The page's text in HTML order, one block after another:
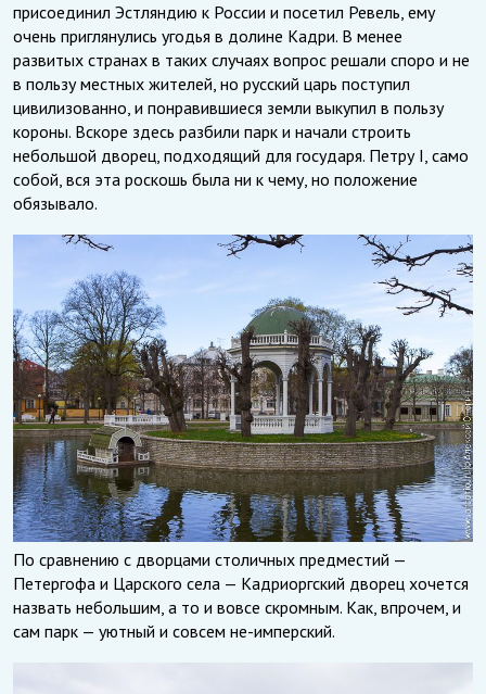
присоединил Эстляндию к России и посетил Ревель, ему
очень приглянулись угодья в долине Кадри. В менее
развитых странах в таких случаях вопрос решали споро и не
в пользу местных жителей, но русский царь поступил
цивилизованно, и понравившиеся земли выкупил в пользу
короны. Вскоре здесь разбили парк и начали строить
небольшой дворец, подходящий для государя. Петру I, само
собой, вся эта роскошь была ни к чему, но положение
обязывало.
По сравнению с дворцами столичных предместий —
Петергофа и Царского села — Кадриоргский дворец хочется
назвать небольшим, а то и вовсе скромным. Как, впрочем, и
сам парк — уютный и совсем не-имперский.